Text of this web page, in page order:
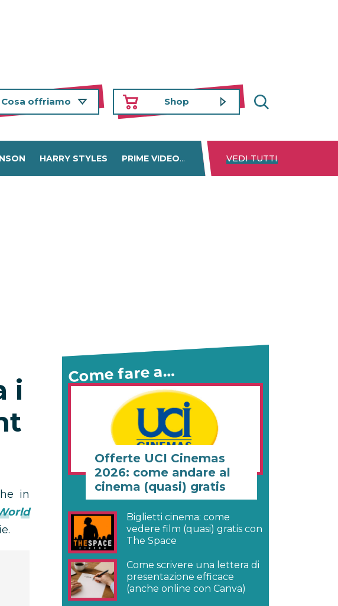
Cosa offriamo Shop
HARRY STYLES PRIME VIDEO DISNEY+ NETFLIX
VEDI TUTTI
i
in
rld
Come fare a…
Offerte UCI Cinemas
2026: come andare al
cinema (quasi) gratis
Biglietti cinema: come
vedere film (quasi) gratis con
The Space
Come scrivere una lettera di
presentazione efficace
(anche online con Canva)